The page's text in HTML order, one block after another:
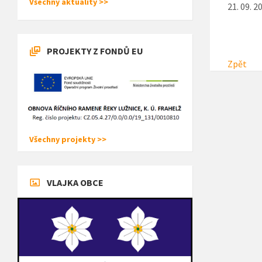
21. 09.
Zpět
PROJEKTY Z FONDŮ EU
Všechny projekty >>
VLAJKA OBCE